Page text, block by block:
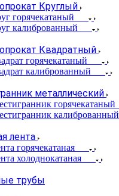
Круглый
горячекатаный
калиброванный
Квадратный
горячекатаный
калиброванный
металлический
горячекатаный
калиброванный
лента
горячекатаная
холоднокатаная
трубы